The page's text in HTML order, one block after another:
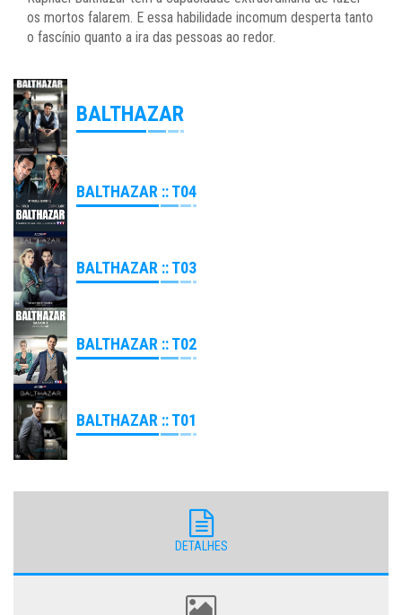
os mortos falarem. E essa habilidade incomum desperta tanto
o fascínio quanto a ira das pessoas ao redor.
BALTHAZAR
BALTHAZAR :: T04
BALTHAZAR :: T03
BALTHAZAR :: T02
BALTHAZAR :: T01
DETALHES